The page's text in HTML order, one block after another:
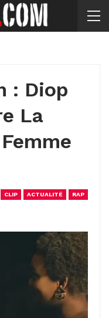
: Diop
La
CLIP ACTUALITÉ RAP